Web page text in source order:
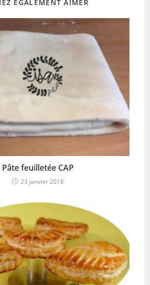
ÉGALEMENT AIMER
Pâte feuilletée CAP
23 janvier 2018